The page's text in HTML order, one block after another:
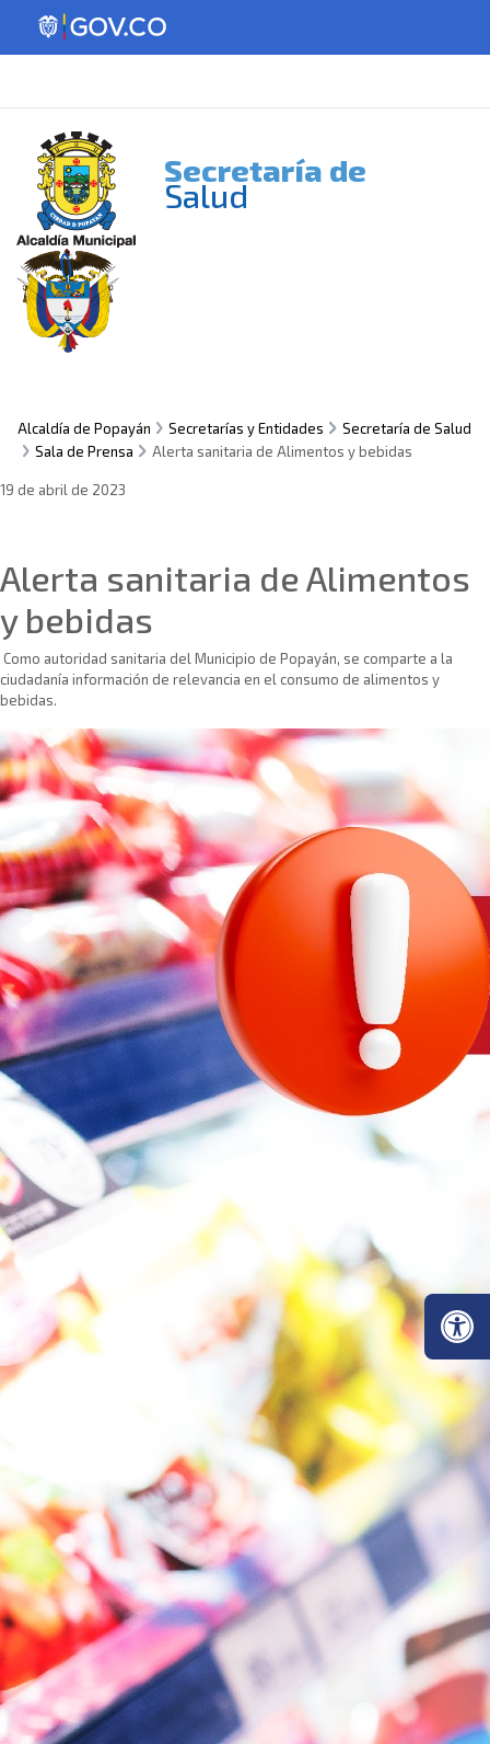
Secretaría de
Salud
Alcaldía de Popayán Secretarías y Entidades
Secretaría de Salud
Sala de Prensa
Alerta sanitaria de Alimentos y bebidas
19 de abril de 2023
Alerta sanitaria de Alimentos
y bebidas
Como autoridad sanitaria del Municipio de Popayán, se comparte a la
ciudadanía información de relevancia en el consumo de alimentos y
bebidas.